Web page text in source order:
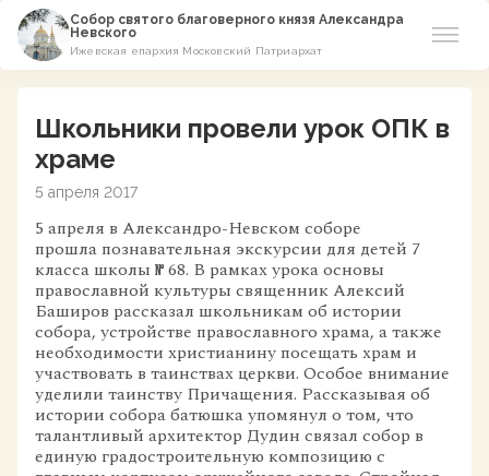
Собор святого благоверного князя Александра
Невского
Ижевская епархия Московский Патриархат
Азы Православия
Расписание
Виртуальный музей
Пожертвование
Контакты
Школьники провели урок ОПК в
храме
5 апреля 2017
5 апреля в Александро-Невском соборе
прошла познавательная экскурсии для детей 7
класса школы № 68. В рамках урока основы
православной культуры священник Алексий
Баширов рассказал школьникам об истории
собора, устройстве православного храма, а также
необходимости христианину посещать храм и
участвовать в таинствах церкви. Особое внимание
уделили таинству Причащения. Рассказывая об
истории собора батюшка упомянул о том, что
талантливый архитектор Дудин связал собор в
единую градостроительную композицию с